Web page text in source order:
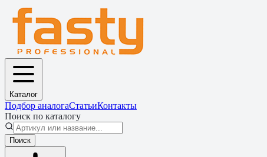
Каталог
Подбор аналогаСтатьиКонтакты
Поиск по каталогу
Поиск